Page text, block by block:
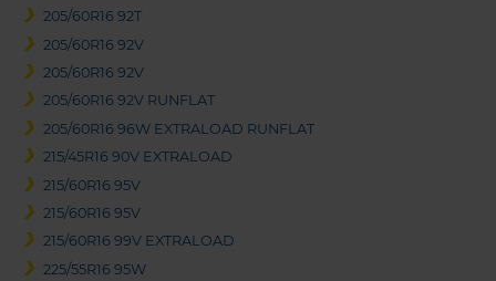
205/60R16 92T
205/60R16 92V
205/60R16 92V
205/60R16 92V RUNFLAT
205/60R16 96W EXTRALOAD RUNFLAT
215/45R16 90V EXTRALOAD
215/60R16 95V
215/60R16 95V
215/60R16 99V EXTRALOAD
225/55R16 95W